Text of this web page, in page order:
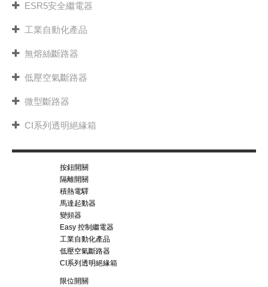
ESR5安全繼電器
工業自動化產品
無熔絲斷路器
低壓空氣斷路器
微型斷路器
CI系列透明絕緣箱
按鈕開關
隔離開關
積熱電驛
馬達起動器
變頻器
Easy 控制繼電器
工業自動化產品
低壓空氣斷路器
CI系列透明絕緣箱
限位開關